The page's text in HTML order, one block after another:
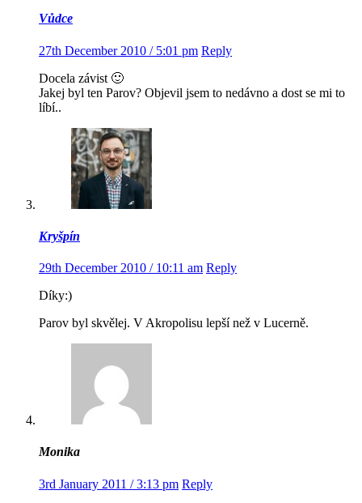
Vůdce
27th December 2010 / 5:01 pm Reply
Docela závist 🙂
Jakej byl ten Parov? Objevil jsem to nedávno a dost se mi to
líbí..
Kryšpín
29th December 2010 / 10:11 am Reply
Díky:)
Parov byl skvělej. V Akropolisu lepší než v Lucerně.
Monika
3rd January 2011 / 3:13 pm Reply